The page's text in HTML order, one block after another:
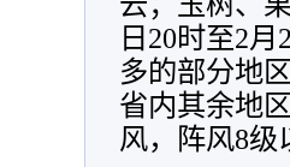
日20时至2
多的部分地
省内其余地
风，阵风8级